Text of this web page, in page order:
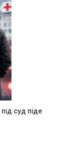
під суд піде